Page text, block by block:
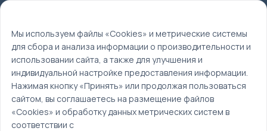
Главная
Туры
Россия туры | Россия
отдых
Мы используем файлы «Cookies» и метрические системы
для сбора и анализа информации о производительности и
использовании сайта, а также для улучшения и
индивидуальной настройке предоставления информации.
Нажимая кнопку «Принять» или продолжая пользоваться
сайтом, вы соглашаетесь на размещение файлов
«Cookies» и обработку данных метрических систем в
соответствии с